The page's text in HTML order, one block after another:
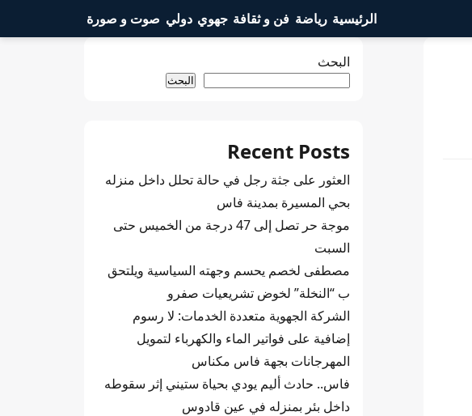
الرئيسية رياضة فن و ثقافة جهوي دولي صوت و صورة
البحث
البحث
Recent Posts
العثور على جثة رجل في حالة تحلل داخل منزله
بحي المسيرة بمدينة فاس
موجة حر تصل إلى 47 درجة من الخميس حتى
السبت
مصطفى لخصم يحسم وجهته السياسية ويلتحق
ب “النخلة” لخوض تشريعيات صفرو
الشركة الجهوية متعددة الخدمات: لا رسوم
إضافية على فواتير الماء والكهرباء لتمويل
المهرجانات بجهة فاس مكناس
فاس.. حادث أليم يودي بحياة ستيني إثر سقوطه
داخل بئر بمنزله في عين قادوس